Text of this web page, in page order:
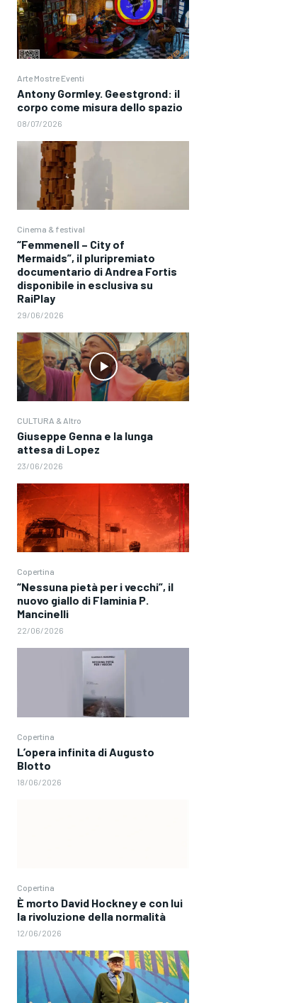
Arte Mostre Eventi
Antony Gormley. Geestgrond: il
corpo come misura dello spazio
08/07/2026
Cinema & festival
“Femmenell – City of
Mermaids”, il pluripremiato
documentario di Andrea Fortis
disponibile in esclusiva su
RaiPlay
29/06/2026
CULTURA & Altro
Giuseppe Genna e la lunga
attesa di Lopez
23/06/2026
Copertina
“Nessuna pietà per i vecchi”, il
nuovo giallo di Flaminia P.
Mancinelli
22/06/2026
Copertina
L’opera infinita di Augusto
Blotto
18/06/2026
Copertina
È morto David Hockney e con lui
la rivoluzione della normalità
12/06/2026